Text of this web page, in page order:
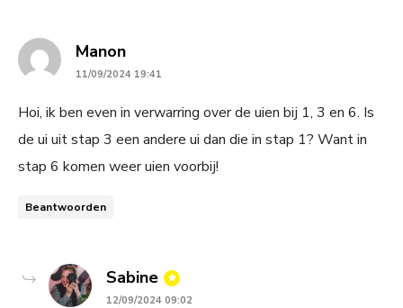
Manonsays:
11/09/2024 19:41
Hoi, ik ben even in verwarring over de uien bij 1, 3 en 6. Is
de ui uit stap 3 een andere ui dan die in stap 1? Want in
stap 6 komen weer uien voorbij!
Beantwoorden
Sabine says:
12/09/2024 09:02